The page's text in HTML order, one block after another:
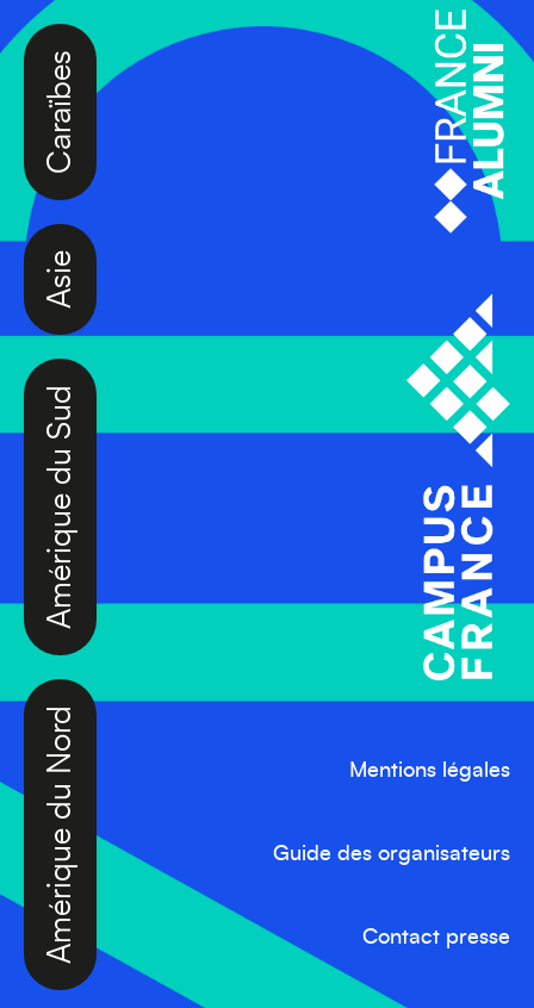
Amérique du Nord
Amérique du Sud
Asie
Caraïbes
Mentions légales
Guide des organisateurs
Contact presse